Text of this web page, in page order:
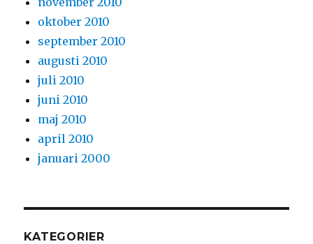
oktober 2010
september 2010
augusti 2010
juli 2010
juni 2010
maj 2010
april 2010
januari 2000
KATEGORIER